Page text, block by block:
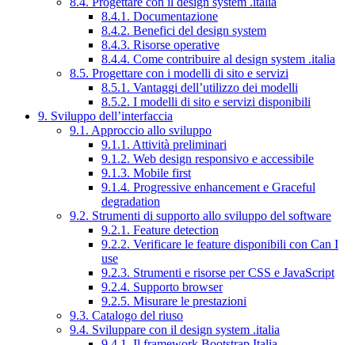
8.4.1. Documentazione
8.4.2. Benefici del design system
8.4.3. Risorse operative
8.4.4. Come contribuire al design system .italia
8.5. Progettare con i modelli di sito e servizi
8.5.1. Vantaggi dell’utilizzo dei modelli
8.5.2. I modelli di sito e servizi disponibili
9. Sviluppo dell’interfaccia
9.1. Approccio allo sviluppo
9.1.1. Attività preliminari
9.1.2. Web design responsivo e accessibile
9.1.3. Mobile first
9.1.4. Progressive enhancement e Graceful
degradation
9.2. Strumenti di supporto allo sviluppo del software
9.2.1. Feature detection
9.2.2. Verificare le feature disponibili con Can I
use
9.2.3. Strumenti e risorse per CSS e JavaScript
9.2.4. Supporto browser
9.2.5. Misurare le prestazioni
9.3. Catalogo del riuso
9.4. Sviluppare con il design system .italia